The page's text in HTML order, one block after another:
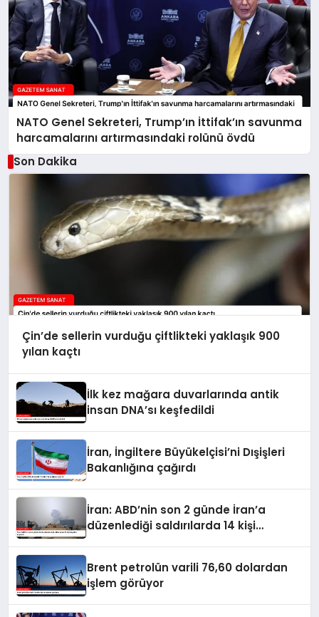
NATO Genel Sekreteri, Trump’ın İttifak’ın savunma
harcamalarını artırmasındaki rolünü övdü
Son Dakika
Çin’de sellerin vurduğu çiftlikteki yaklaşık 900
yılan kaçtı
İlk kez mağara duvarlarında antik
insan DNA’sı keşfedildi
İran, İngiltere Büyükelçisi’ni Dışişleri
Bakanlığına çağırdı
İran: ABD’nin son 2 günde İran’a
düzenlediği saldırılarda 14 kişi
Brent petrolün varili 76,60 dolardan
işlem görüyor